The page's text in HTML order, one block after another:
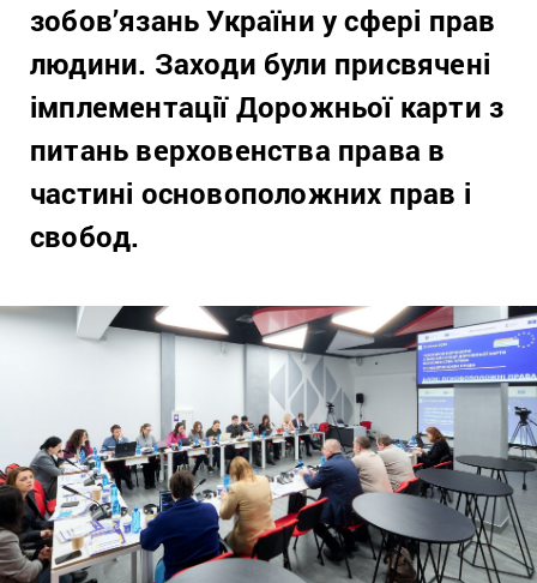
зобов’язань України у сфері прав
людини. Заходи були присвячені
імплементації Дорожньої карти з
питань верховенства права в
частині основоположних прав і
свобод.